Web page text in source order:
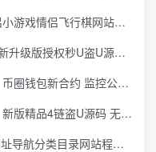
戏情侣飞行棋网站源码
秒U盗U源码/四链盗U源码/自带提币接口
公链转账地址 尾数模拟转账数据生成 0 U攻击带安装说明
码 无限开代理模式 后台 代理数据可看 包含搭建教程
航分类目录网站程序源码